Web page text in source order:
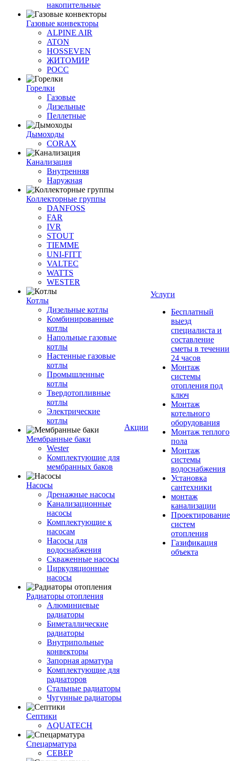
накопительные
Газовые конвекторы
ALPINE AIR
ATON
HOSSEVEN
ЖИТОМИР
РОСС
Горелки
Газовые
Дизельные
Пеллетные
Дымоходы
CORAX
Канализация
Внутренняя
Наружная
Коллекторные группы
DANFOSS
FAR
IVR
STOUT
TIEMME
UNI-FITT
VALTEC
WATTS
WESTER
Котлы
Дизельные котлы
Комбинированные
котлы
Напольные газовые
котлы
Настенные газовые
котлы
Промышленные
котлы
Твердотопливные
котлы
Электрические
котлы
Мембранные баки
Wester
Комплектуюшие для
мембранных баков
Насосы
Дренажные насосы
Канализационные
насосы
Комплектующие к
насосам
Насосы для
водоснабжения
Скваженные насосы
Циркуляционные
насосы
Радиаторы отопления
Алюминиевые
радиаторы
Биметаллические
радиаторы
Внутрипольные
конвекторы
Запорная арматура
Комплектующие для
радиаторов
Стальные радиаторы
Чугунные радиаторы
Септики
AQUATECH
Спецарматура
СЕВЕР
Акции
Услуги
Бесплатный
выезд
специалиста и
составление
сметы в течении
24 часов
Монтаж
системы
отопления под
ключ
Монтаж
котельного
оборудования
Монтаж теплого
пола
Монтаж
системы
водоснабжения
Установка
сантехники
монтаж
канализации
Проектирование
систем
отопления
Газификация
объекта